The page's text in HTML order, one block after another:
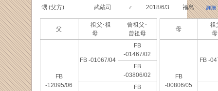
甥 (父方) 武蔵司 ♂ 2018/6/3 福島 詳細
父
祖父･祖
母
曾祖父･
曾祖母
FB
-12095/06
FB -01067/04
FB
-01467/02
FB
-03806/02
FB
母
祖
FB
-00806/05
FB -